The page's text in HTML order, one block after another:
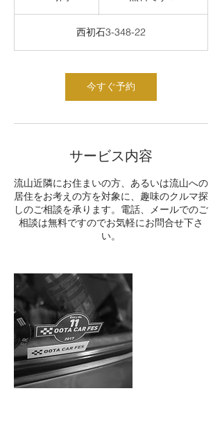
す！
西初石3-348-22
今すぐ予約
サービス内容
流山近隣にお住まいの方、あるいは流山への
居住をお考えの方を対象に、趣味のクルマ探
しのご相談を承ります。電話、メールでのご
相談は無料ですのでお気軽にお問合せ下さ
い。